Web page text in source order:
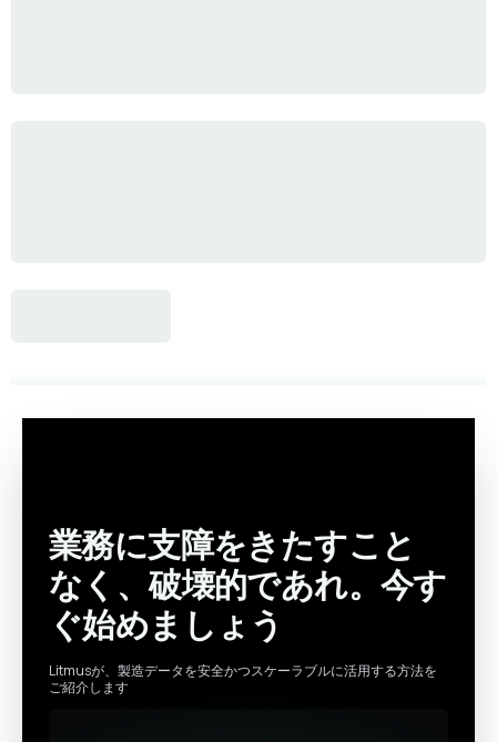
業務に支障をきたすこと
なく、破壊的であれ。今す
ぐ始めましょう
Litmusが、製造データを安全かつスケーラブルに活用する方法を
ご紹介します